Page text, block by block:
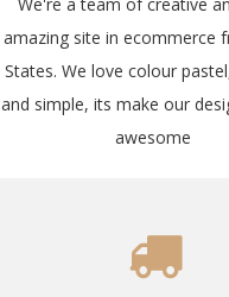
amazing site in ecommerce
States. We love colour
and simple, its make our
awesome